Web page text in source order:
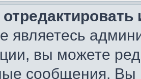
являетесь
вы можете
сообщения. Вы